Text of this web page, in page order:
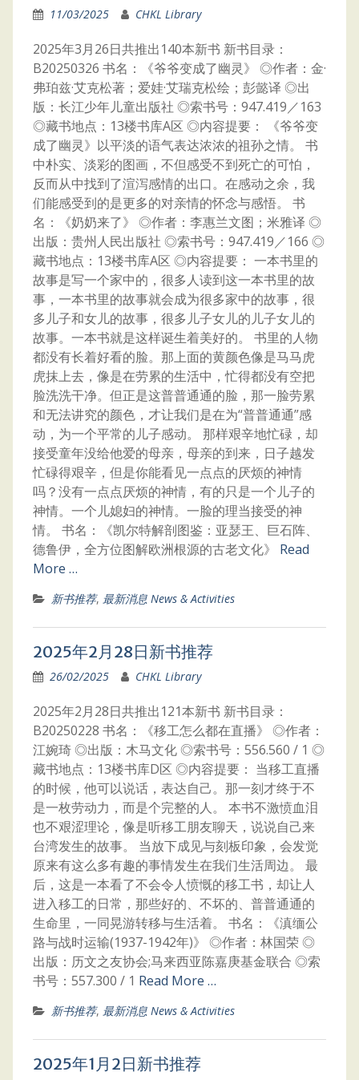
11/03/2025 CHKL Library
2025年3月26日共推出140本新书 新书目录：
B20250326 书名：《爷爷变成了幽灵》 ◎作者：金·
弗珀兹·艾克松著；爱娃·艾瑞克松绘；彭懿译 ◎出
版：长江少年儿童出版社 ◎索书号：947.419／163
◎藏书地点：13楼书库A区 ◎内容提要： 《爷爷变
成了幽灵》以平淡的语气表达浓浓的祖孙之情。 书
中朴实、淡彩的图画，不但感受不到死亡的可怕，
反而从中找到了渲泻感情的出口。在感动之余，我
们能感受到的是更多的对亲情的怀念与感悟。 书
名：《奶奶来了》 ◎作者：李惠兰文图；米雅译 ◎
出版：贵州人民出版社 ◎索书号：947.419／166 ◎
藏书地点：13楼书库A区 ◎内容提要： 一本书里的
故事是写一个家中的，很多人读到这一本书里的故
事，一本书里的故事就会成为很多家中的故事，很
多儿子和女儿的故事，很多儿子女儿的儿子女儿的
故事。一本书就是这样诞生着美好的。 书里的人物
都没有长着好看的脸。那上面的黄颜色像是马马虎
虎抹上去，像是在劳累的生活中，忙得都没有空把
脸洗洗干净。但正是这普普通通的脸，那一脸劳累
和无法讲究的颜色，才让我们是在为“普普通通”感
动，为一个平常的儿子感动。 那样艰辛地忙碌，却
接受童年没给他爱的母亲，母亲的到来，日子越发
忙碌得艰辛，但是你能看见一点点的厌烦的神情
吗？没有一点点厌烦的神情，有的只是一个儿子的
神情。一个儿媳妇的神情。一脸的理当接受的神
情。 书名：《凯尔特解剖图鉴：亚瑟王、巨石阵、
德鲁伊，全方位图解欧洲根源的古老文化》 Read
More …
新书推荐, 最新消息 News & Activities
2025年2月28日新书推荐
26/02/2025 CHKL Library
2025年2月28日共推出121本新书 新书目录：
B20250228 书名：《移工怎么都在直播》 ◎作者：
江婉琦 ◎出版：木马文化 ◎索书号：556.560 / 1 ◎
藏书地点：13楼书库D区 ◎内容提要： 当移工直播
的时候，他可以说话，表达自己。那一刻才终于不
是一枚劳动力，而是个完整的人。 本书不激愤血泪
也不艰涩理论，像是听移工朋友聊天，说说自己来
台湾发生的故事。 当放下成见与刻板印象，会发觉
原来有这么多有趣的事情发生在我们生活周边。 最
后，这是一本看了不会令人愤慨的移工书，却让人
进入移工的日常，那些好的、不坏的、普普通通的
生命里，一同晃游转移与生活着。 书名：《滇缅公
路与战时运输(1937-1942年)》 ◎作者：林国荣 ◎
出版：历文之友协会;马来西亚陈嘉庚基金联合 ◎索
书号：557.300 / 1 Read More …
新书推荐, 最新消息 News & Activities
2025年1月2日新书推荐